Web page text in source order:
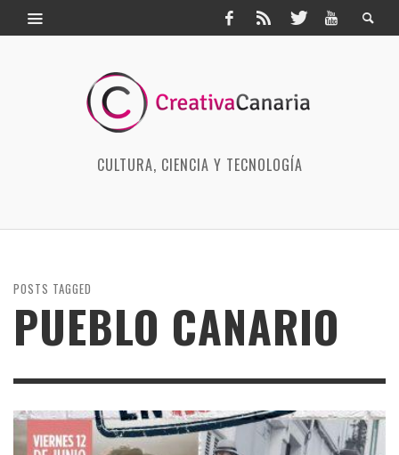
CULTURA, CIENCIA Y TECNOLOGÍA
POSTS TAGGED
PUEBLO CANARIO